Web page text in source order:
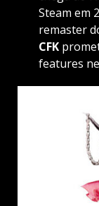
Steam em
remaster
CFK
features